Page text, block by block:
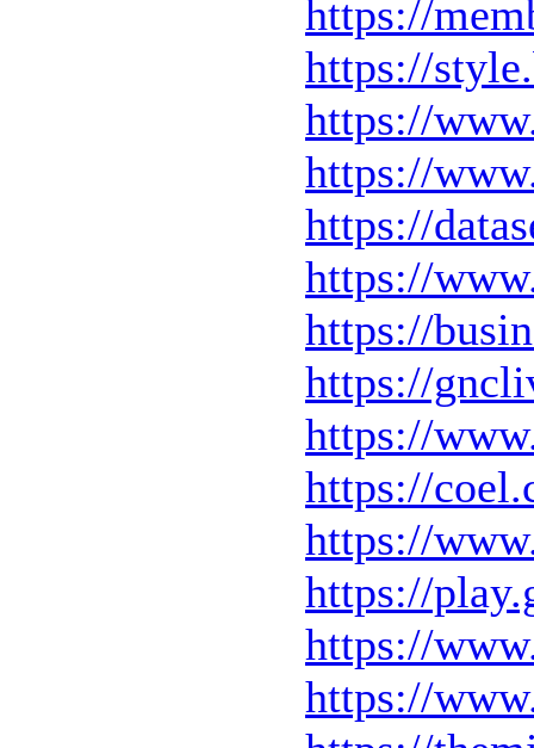
https://
https://
https://
https://
https://
https://
https://
https://
https://
https://
https://
https://
https://
https://